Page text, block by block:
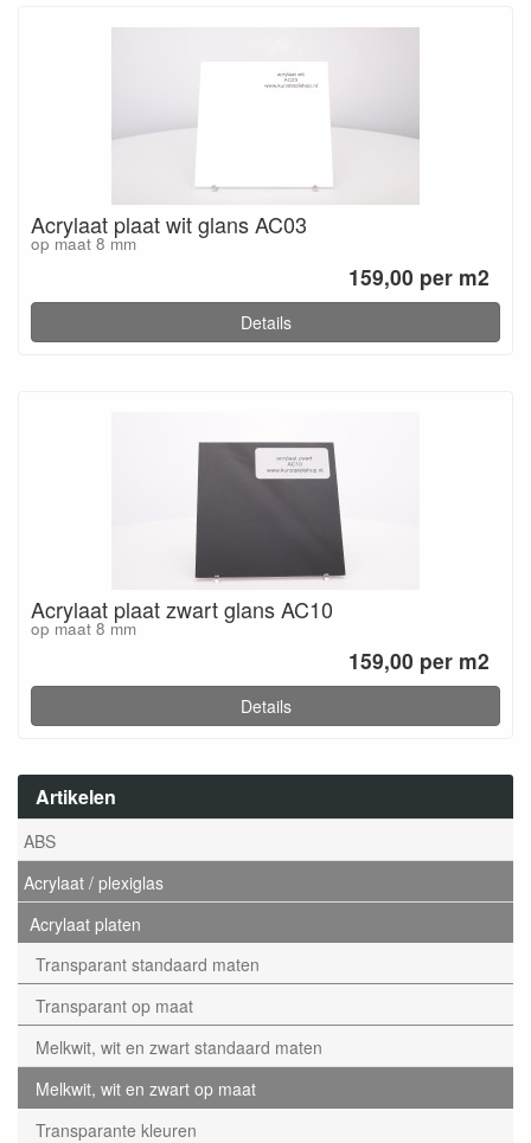
Artikelen
ABS
Acrylaat / plexiglas
Acrylaat platen
Transparant standaard maten
Transparant op maat
Melkwit, wit en zwart standaard maten
Melkwit, wit en zwart op maat
Transparante kleuren
Acrylaat plaat wit glans AC03
op maat 8 mm
159,00 per m2
Details
Acrylaat plaat zwart glans AC10
op maat 8 mm
159,00 per m2
Details